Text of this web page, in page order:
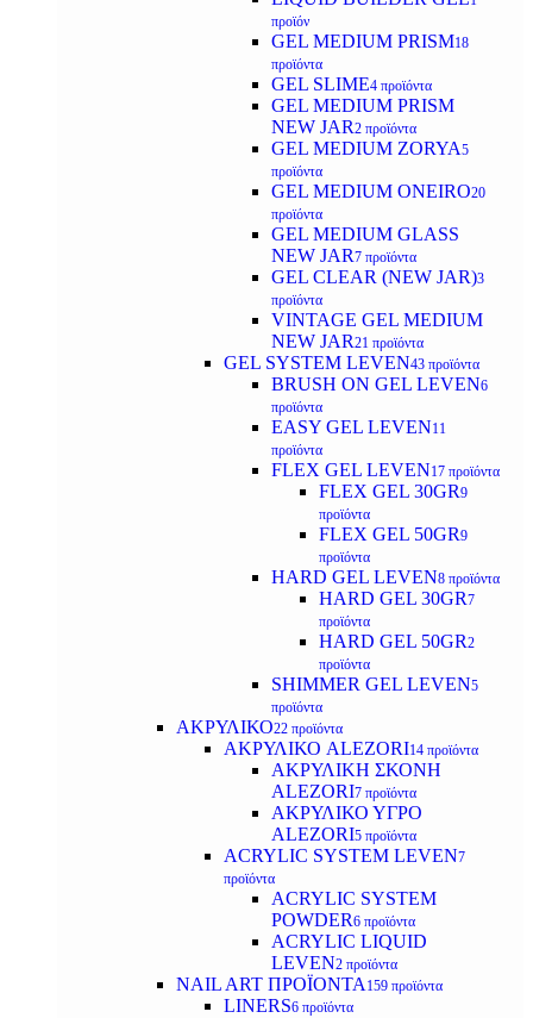
προϊόν
GEL MEDIUM PRISM18
προϊόντα
GEL SLIME4 προϊόντα
GEL MEDIUM PRISM
NEW JAR2 προϊόντα
GEL MEDIUM ZORYA5
προϊόντα
GEL MEDIUM ONEIRO20
προϊόντα
GEL MEDIUM GLASS
NEW JAR7 προϊόντα
GEL CLEAR (NEW JAR)3
προϊόντα
VINTAGE GEL MEDIUM
NEW JAR21 προϊόντα
GEL SYSTEM LEVEN43 προϊόντα
BRUSH ON GEL LEVEN6
προϊόντα
EASY GEL LEVEN11
προϊόντα
FLEX GEL LEVEN17 προϊόντα
FLEX GEL 30GR9
προϊόντα
FLEX GEL 50GR9
προϊόντα
HARD GEL LEVEN8 προϊόντα
HARD GEL 30GR7
προϊόντα
HARD GEL 50GR2
προϊόντα
SHIMMER GEL LEVEN5
προϊόντα
ΑΚΡΥΛΙΚΟ22 προϊόντα
ΑΚΡΥΛΙΚΟ ALEZORI14 προϊόντα
ΑΚΡΥΛΙΚΗ ΣΚΟΝΗ
ALEZORI7 προϊόντα
ΑΚΡΥΛΙΚΟ ΥΓΡΟ
ALEZORI5 προϊόντα
ACRYLIC SYSTEM LEVEN7
προϊόντα
ACRYLIC SYSTEM
POWDER6 προϊόντα
ACRYLIC LIQUID
LEVEN2 προϊόντα
NAIL ART ΠΡΟΪΟΝΤΑ 159 προϊόντα
LINERS6 προϊόντα